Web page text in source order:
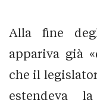
Alla fine
appariva già
che il
estendeva